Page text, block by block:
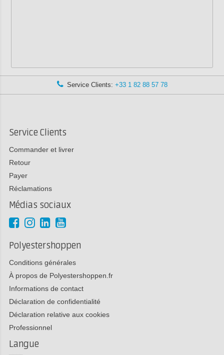
Service Clients: +33 1 82 88 57 78
Service Clients
Commander et livrer
Retour
Payer
Réclamations
Médias sociaux
Polyestershoppen
Conditions générales
À propos de Polyestershoppen.fr
Informations de contact
Déclaration de confidentialité
Déclaration relative aux cookies
Professionnel
Langue